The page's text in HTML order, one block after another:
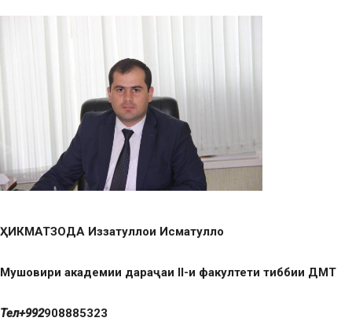
ҲИКМАТЗОДА Иззатуллои Исматулло
Мушовири академии дараҷаи II-и факултети тиббии ДМТ
Тел+992908885323